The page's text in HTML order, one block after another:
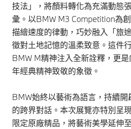
技法」，將顏料轉化為充滿動態
彙。以BMW M3 Competition為
描繪速度的律動，巧妙融入「旅
徵對土地記憶的溫柔致意。這件
BMW M精神注入全新詮釋，更
年經典精神致敬的象徵。
BMW始終以藝術為語言，持續
的跨界對話。本次展覽亦特別呈
限定原廠精品，將藝術美學延伸